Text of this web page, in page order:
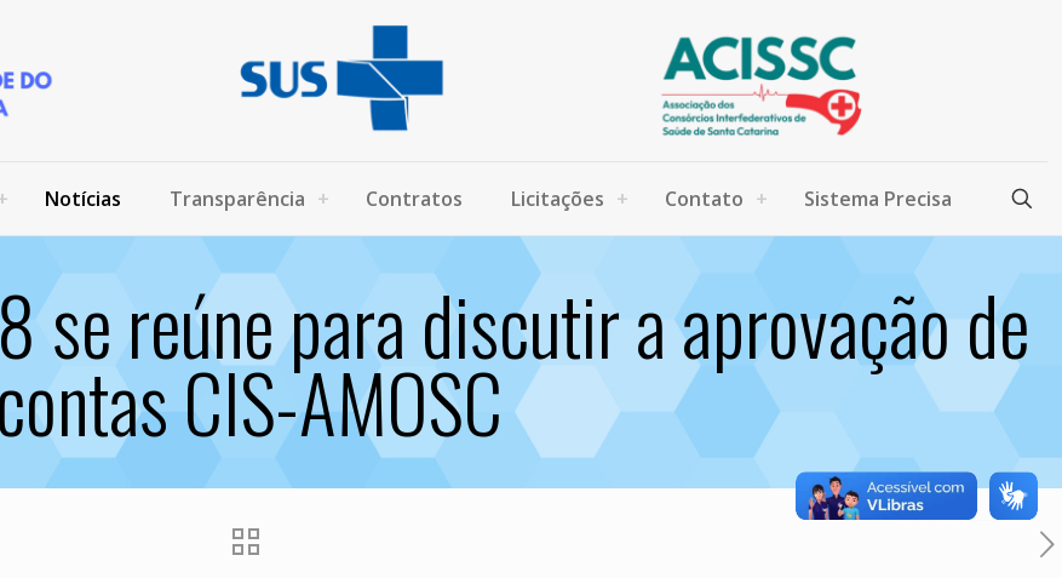
Notícias Transparência Contratos Licitações Contato Sistema Precisa
se reúne para discutir a aprovação de
contas CIS-AMOSC